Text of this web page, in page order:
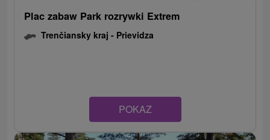
Plac zabaw Park rozrywki Extrem
Trenčiansky kraj - Prievidza
POKAZ